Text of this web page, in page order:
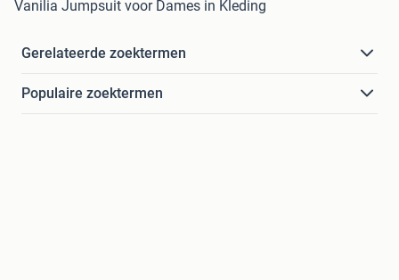
Vanilia Jumpsuit voor Dames in Kleding
Gerelateerde zoektermen
Populaire zoektermen